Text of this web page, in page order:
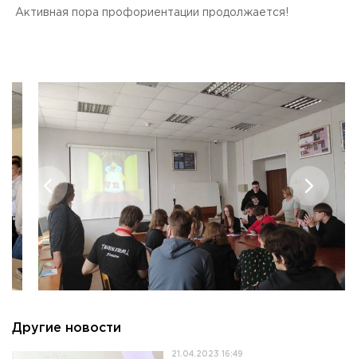
Конкурс ППС
info@rguts.ru
пн-чт: с 09:00 до 18:00;
пт: с 09:00 до 16:45;
сб-вс: выходной
Приемная комиссия
пн-пт: с 10:00 до 17:00;
сб: с 10:00 до 15:30;
вс: выходной.
Активная пора профориентации продолжается!
Другие новости
21.04.2023 16:49